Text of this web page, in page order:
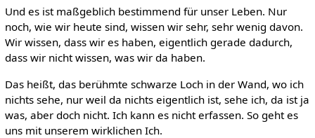
Und es ist maßgeblich bestimmend für unser Leben. Nur
noch, wie wir heute sind, wissen wir sehr, sehr wenig davon.
Wir wissen, dass wir es haben, eigentlich gerade dadurch,
dass wir nicht wissen, was wir da haben.
Das heißt, das berühmte schwarze Loch in der Wand, wo ich
nichts sehe, nur weil da nichts eigentlich ist, sehe ich, da ist ja
was, aber doch nicht. Ich kann es nicht erfassen. So geht es
uns mit unserem wirklichen Ich.